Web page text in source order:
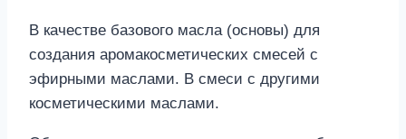
В качестве базового масла (основы) для
создания аромакосметических смесей с
эфирными маслами. В смеси с другими
косметическими маслами.